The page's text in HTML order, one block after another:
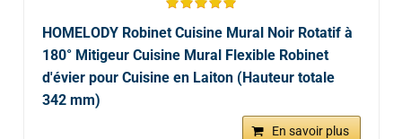
HOMELODY Robinet Cuisine Mural Noir Rotatif à
180° Mitigeur Cuisine Mural Flexible Robinet
d'évier pour Cuisine en Laiton (Hauteur totale
342 mm)
En savoir plus